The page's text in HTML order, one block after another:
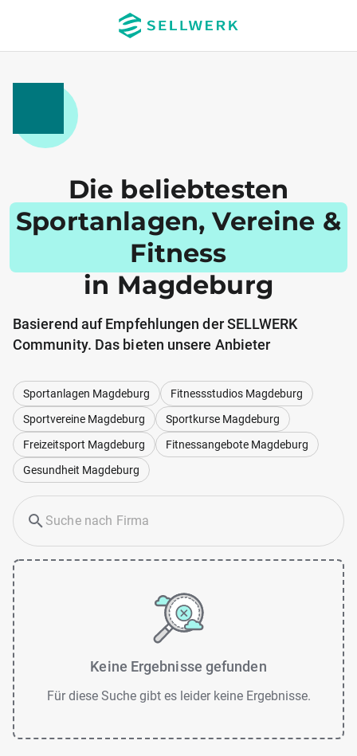
Die beliebtesten
Sportanlagen, Vereine &
Fitness
in Magdeburg
Basierend auf Empfehlungen der SELLWERK
Community. Das bieten unsere Anbieter
Sportanlagen Magdeburg
Fitnessstudios Magdeburg
Sportvereine Magdeburg
Sportkurse Magdeburg
Freizeitsport Magdeburg
Fitnessangebote Magdeburg
Gesundheit Magdeburg
Keine Ergebnisse gefunden
Für diese Suche gibt es leider keine Ergebnisse.